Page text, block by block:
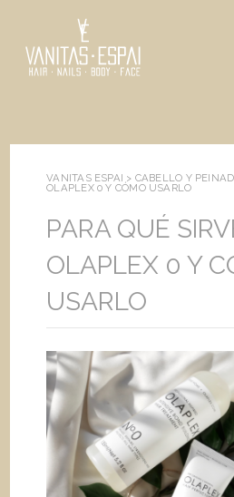
VANITAS ESPAI > CABELLO Y
OLAPLEX 0 Y CÓMO USARLO
PARA QUÉ
OLAPLEX 0 Y
USARLO